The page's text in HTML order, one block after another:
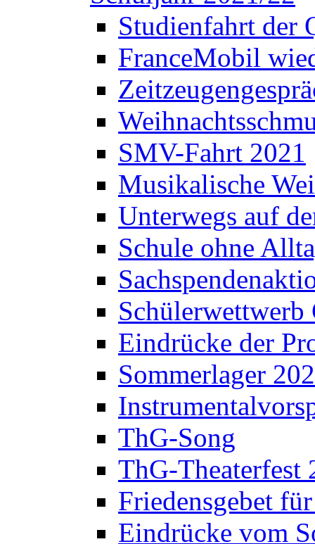
Studienfahrt der
FranceMobil
SMV-Fahrt 2021
Musikalische
Unterwegs auf
Schule ohne
Schülerwettwerb
Eindrücke der
Sommerlager
ThG-Song
ThG-Theaterfest
Friedensgebet
Eindrücke vom